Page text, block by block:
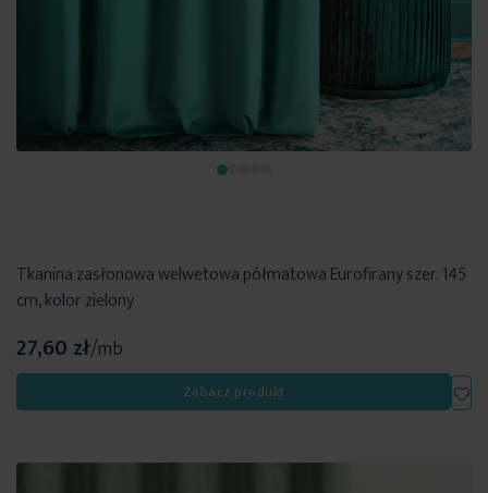
Tkanina zasłonowa welwetowa półmatowa Eurofirany szer. 145
cm, kolor zielony
27,60 zł/mb
Zobacz produkt